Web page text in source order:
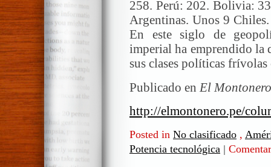
258. Perú: 202. Bolivia:
Argentinas. Unos 9
En este siglo de
imperial ha emprendido la
sus clases políticas frívolas
Publicado en El
http://elmontonero.pe/
Posted in No clasificado ,
Potencia tecnológica |